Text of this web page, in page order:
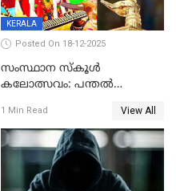
KERALA
Posted On 18-12-2025
സംസ്ഥാന സ്കൂൾ
കലോത്സവം: പന്തൽ
1 Min Read View All